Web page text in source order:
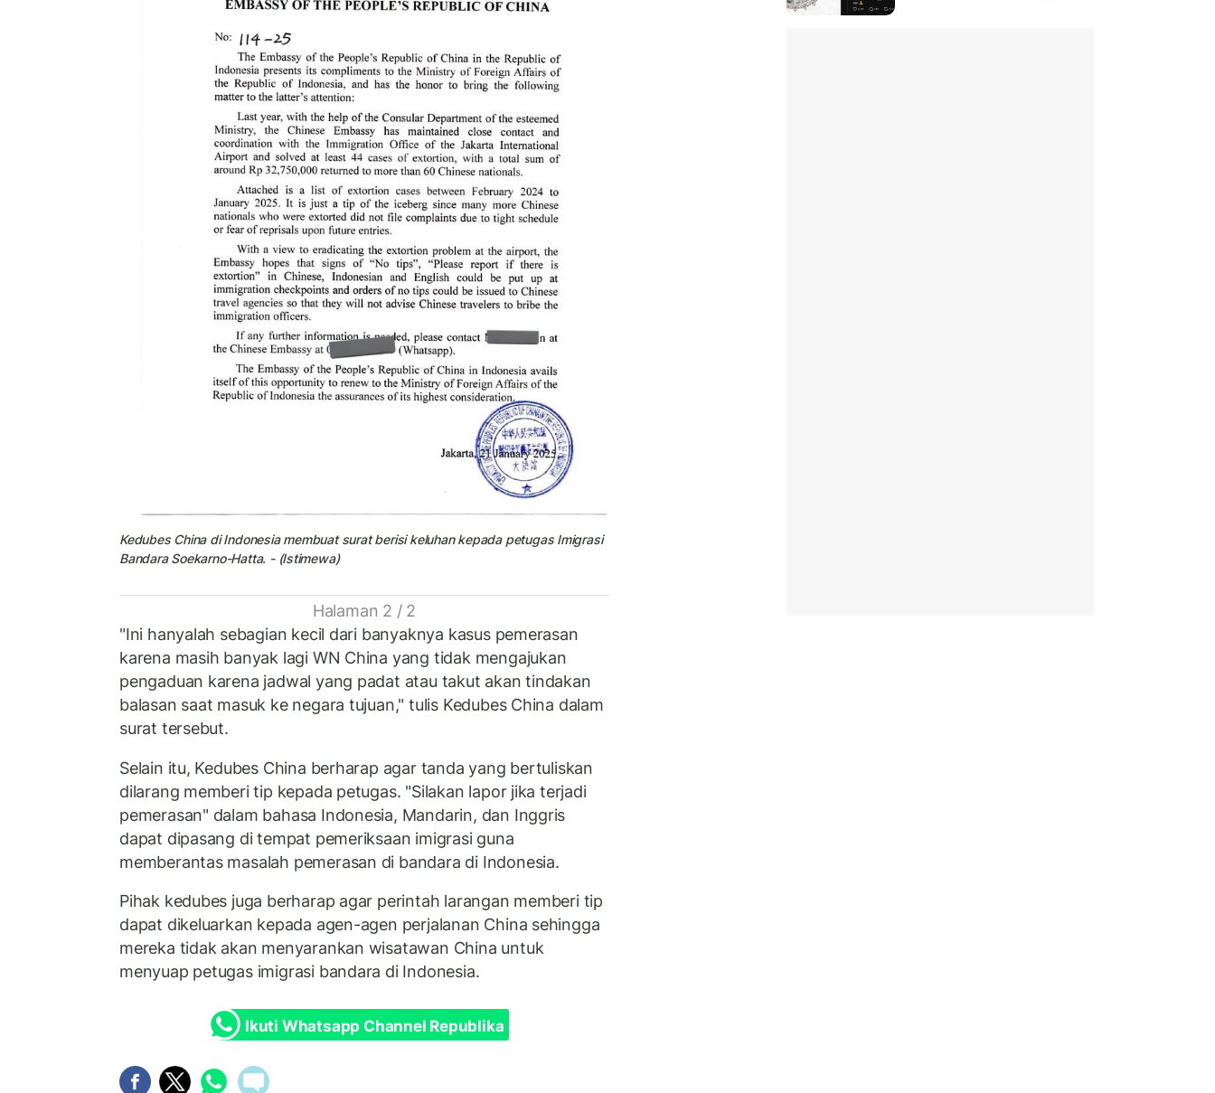
Kedubes China di Indonesia membuat surat berisi keluhan kepada petugas Imigrasi
Bandara Soekarno-Hatta. - (Istimewa)
Halaman 2 / 2
"Ini hanyalah sebagian kecil dari banyaknya kasus pemerasan
karena masih banyak lagi WN China yang tidak mengajukan
pengaduan karena jadwal yang padat atau takut akan tindakan
balasan saat masuk ke negara tujuan," tulis Kedubes China dalam
surat tersebut.
Selain itu, Kedubes China berharap agar tanda yang bertuliskan
dilarang memberi tip kepada petugas. "Silakan lapor jika terjadi
pemerasan" dalam bahasa Indonesia, Mandarin, dan Inggris
dapat dipasang di tempat pemeriksaan imigrasi guna
memberantas masalah pemerasan di bandara di Indonesia.
Pihak kedubes juga berharap agar perintah larangan memberi tip
dapat dikeluarkan kepada agen-agen perjalanan China sehingga
mereka tidak akan menyarankan wisatawan China untuk
menyuap petugas imigrasi bandara di Indonesia.
Ikuti Whatsapp Channel Republika